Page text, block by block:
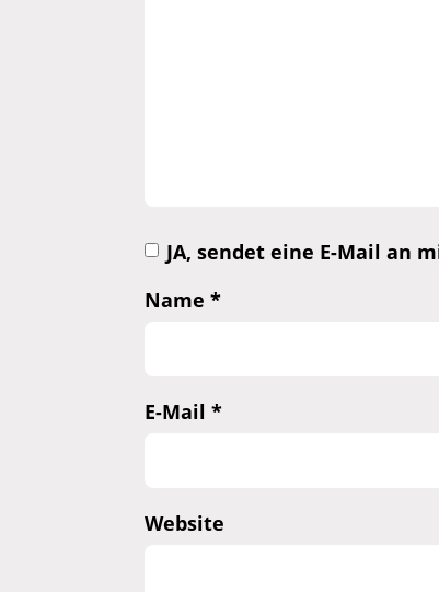
JA, sendet eine E-Mail an
Name *
E-Mail *
Website